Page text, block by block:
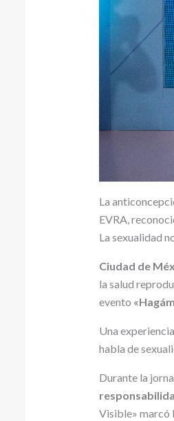
La
EVRA,
La sexualidad
Ciudad de
la salud
evento
Una
habla de
Durante la
Visible» marcó